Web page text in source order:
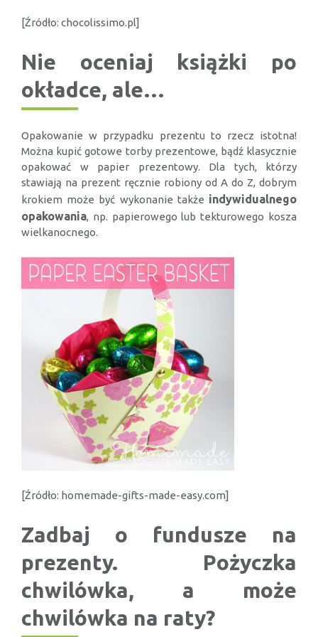
[Źródło: chocolissimo.pl]
Nie oceniaj książki po
okładce, ale…
Opakowanie w przypadku prezentu to rzecz istotna!
Można kupić gotowe torby prezentowe, bądź klasycznie
opakować w papier prezentowy. Dla tych, którzy
stawiają na prezent ręcznie robiony od A do Z, dobrym
krokiem może być wykonanie także indywidualnego
opakowania, np. papierowego lub tekturowego kosza
wielkanocnego.
[Źródło: homemade-gifts-made-easy.com]
Zadbaj o fundusze na
prezenty. Pożyczka
chwilówka, a może
chwilówka na raty?